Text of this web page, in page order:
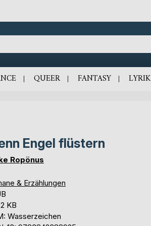
QUEER FANTASY LYRIK
Engel flüstern
Ropönus
& Erzählungen
KB
Wasserzeichen